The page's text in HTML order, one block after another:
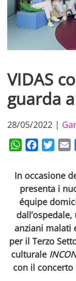
VIDAS
guarda
28/05/2022 |
WhatsAppFacebook
In occasione
presenta i
équipe
anziani malati
per il Terzo
culturale
con il concerto